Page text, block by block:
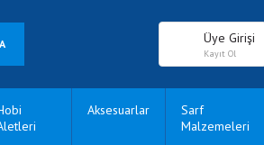
Üye Girişi
Kayıt Ol
Aksesuarlar
Sarf
Malzemeleri